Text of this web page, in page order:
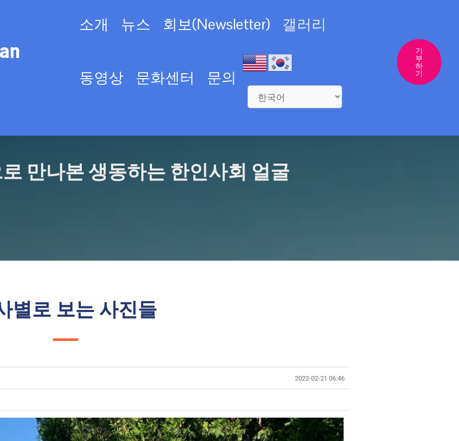
소개 뉴스 회보(Newsletter) 갤러리
동영상 문화센터 문의
기
부
하
기
만나본 생동하는 한인사회 얼굴
별로 보는 사진들
2022-02-21 06:46